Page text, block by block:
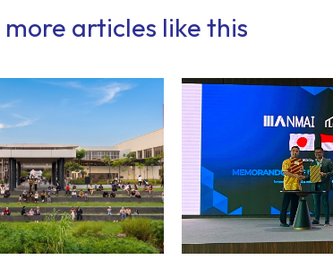
more articles like this